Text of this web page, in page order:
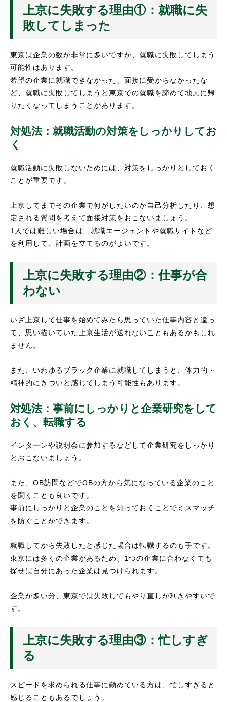
上京に失敗する理由①：就職に失
敗してしまった
東京は企業の数が非常に多いですが、就職に失敗してしまう
可能性はあります。
希望の企業に就職できなかった、面接に受からなかったな
ど、就職に失敗してしまうと東京での就職を諦めて地元に帰
りたくなってしまうことがあります。
対処法：就職活動の対策をしっかりしてお
く
就職活動に失敗しないためには、対策をしっかりとしておく
ことが重要です。
上京してまでその企業で何がしたいのか自己分析したり、想
定される質問を考えて面接対策をおこないましょう。
1人では難しい場合は、就職エージェントや就職サイトなど
を利用して、計画を立てるのがよいです。
上京に失敗する理由②：仕事が合
わない
いざ上京して仕事を始めてみたら思っていた仕事内容と違っ
て、思い描いていた上京生活が送れないこともあるかもしれ
ません。
また、いわゆるブラック企業に就職してしまうと、体力的・
精神的にきついと感じてしまう可能性もあります。
対処法：事前にしっかりと企業研究をして
おく、転職する
インターンや説明会に参加するなどして企業研究をしっかり
とおこないましょう。
また、OB訪問などでOBの方から気になっている企業のこと
を聞くことも良いです。
事前にしっかりと企業のことを知っておくことでミスマッチ
を防ぐことができます。
就職してから失敗したと感じた場合は転職するのも手です。
東京には多くの企業があるため、1つの企業に合わなくても
探せば自分にあった企業は見つけられます。
企業が多い分、東京では失敗してもやり直しが利きやすいで
す。
上京に失敗する理由③：忙しすぎ
る
スピードを求められる仕事に勤めている方は、忙しすぎると
感じることもあるでしょう。